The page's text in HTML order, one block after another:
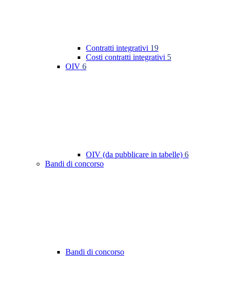
Contratti integrativi 19
Costi contratti integrativi 5
OIV 6
OIV (da pubblicare in tabelle) 6
Bandi di concorso
Bandi di concorso